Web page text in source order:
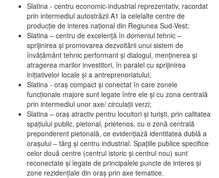
Slatina - centru economic-industrial reprezentativ, racordat
prin intermediul autostrăzii A1 la celelalte centre de
producţie de interes naţional din Regiunea Sud-Vest;
Slatina – centru de excelenţă în domeniul tehnic –
sprijinirea şi promovarea dezvoltării unui sistem de
învăţământ tehnic performant şi dialogul, menţinerea şi
atragerea marilor investitori, în paralel cu sprijinirea
iniţiativelor locale şi a antreprenoriatului;
Slatina - oraş compact şi conectat în care zonele
funcţionale majore sunt legate între ele şi cu zona centrală
prin intermediul unor axe/ circulații verzi;
Slatina – oraş atractiv pentru locuitori şi turişti, prin calitatea
spaţiului public, pietonal, prietenos, cu o zonă centrală
preponderent pietonală, ce evidenţiază identitatea dublă a
oraşului – târg şi centru industrial. Spaţiile publice specifice
celor două centre (centrul istoric şi centrul nou) sunt
reconectate şi legate de principalele puncte de interes şi
zone rezidenţiale din oraş prin axe tematice.